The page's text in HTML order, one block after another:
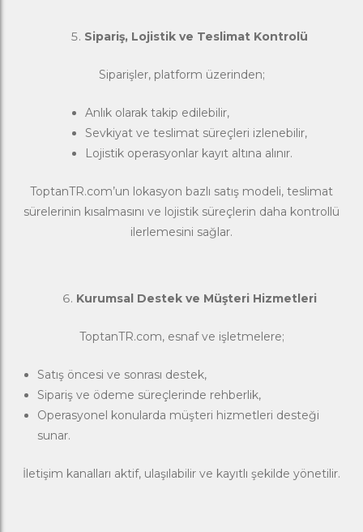
Sipariş, Lojistik ve Teslimat Kontrolü
Siparişler, platform üzerinden;
Anlık olarak takip edilebilir,
Sevkiyat ve teslimat süreçleri izlenebilir,
Lojistik operasyonlar kayıt altına alınır.
ToptanTR.com’un lokasyon bazlı satış modeli, teslimat
sürelerinin kısalmasını ve lojistik süreçlerin daha kontrollü
ilerlemesini sağlar.
Kurumsal Destek ve Müşteri Hizmetleri
ToptanTR.com, esnaf ve işletmelere;
Satış öncesi ve sonrası destek,
Sipariş ve ödeme süreçlerinde rehberlik,
Operasyonel konularda müşteri hizmetleri desteği
sunar.
İletişim kanalları aktif, ulaşılabilir ve kayıtlı şekilde yönetilir.